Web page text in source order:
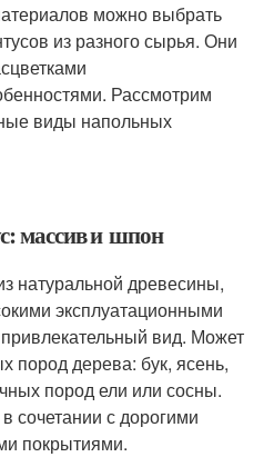
можно выбрать
из разного сырья. Они
Рассмотрим
виды напольных
массив и шпон
натуральной древесины,
эксплуатационными
вид. Может
пород дерева: бук, ясень,
пород ели или сосны.
сочетании с дорогими
покрытиями.